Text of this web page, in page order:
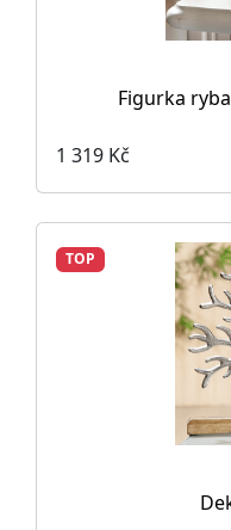
Figurka
1 319 Kč
TOP